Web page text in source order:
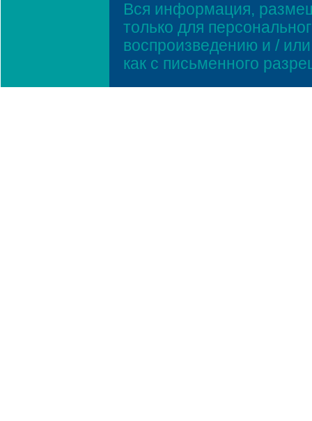
Вся информация,
только для
воспроизведению и /
как с письменного